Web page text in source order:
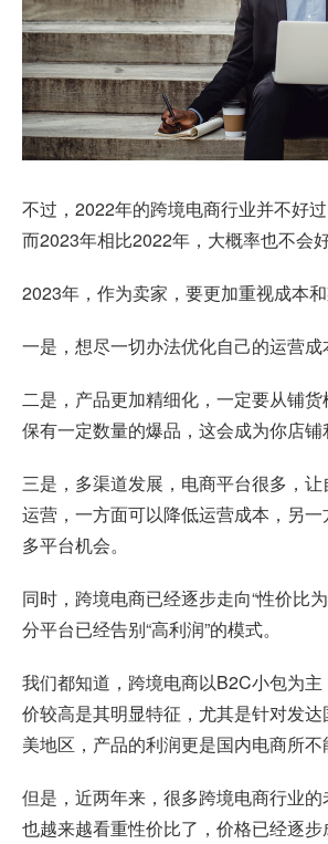
不过，2022年的跨境电商行业并不好过
而2023年相比2022年，大概率也不会
2023年，作为卖家，要更加重视成本和
一是，想尽一切办法优化自己的运营成
二是，产品更加精细化，一定要从铺
保有一定数量的爆品，这会成为你店铺
三是，多渠道发展，电商平台很多，
运营，一方面可以降低运营成本，另
多平台机会。
同时，跨境电商已经逐步走向“性价比
分平台已经告别“高利润”的模式。
我们都知道，跨境电商以B2C小包为
价较高是其明显特征，尤其是针对发
美地区，产品的利润更是国内电商所不
但是，近两年来，很多跨境电商行业
也越来越看重性价比了，价格已经逐